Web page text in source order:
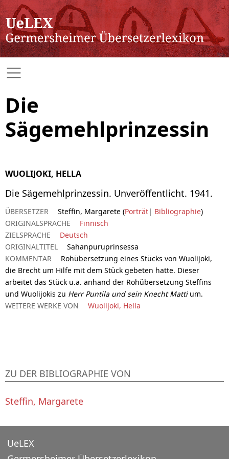
Die
Sägemehlprinzessin
WUOLIJOKI, HELLA
Die Sägemehlprinzessin. Unveröffentlicht. 1941.
ÜBERSETZER Steffin, Margarete (Porträt| Bibliographie)
ORIGINALSPRACHE
Finnisch
ZIELSPRACHE
Deutsch
ORIGINALTITEL
Sahanpuruprinsessa
KOMMENTAR
Rohübersetzung eines Stücks von Wuolijoki,
die Brecht um Hilfe mit dem Stück gebeten hatte. Dieser
arbeitet das Stück u.a. anhand der Rohübersetzung Steffins
und Wuolijokis zu Herr Puntila und sein Knecht Matti um.
WEITERE WERKE VON
Wuolijoki, Hella
ZU DER BIBLIOGRAPHIE VON
Steffin, Margarete
UeLEX